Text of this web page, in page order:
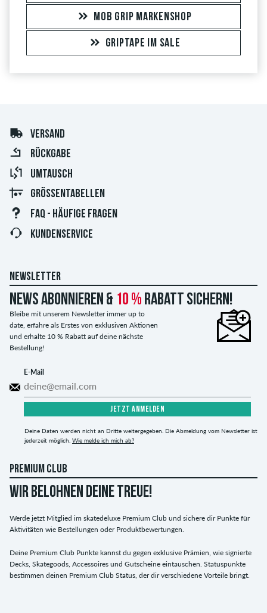
MOB GRIP MARKENSHOP
GRIPTAPE IM SALE
VERSAND
RÜCKGABE
UMTAUSCH
GRÖSSENTABELLEN
FAQ - HÄUFIGE FRAGEN
KUNDENSERVICE
NEWSLETTER
News abonnieren & 10 % Rabatt sichern!
Bleibe mit unserem Newsletter immer up to
date, erfahre als Erstes von exklusiven Aktionen
und erhalte 10 % Rabatt auf deine nächste
Bestellung!
E-Mail
JETZT ANMELDEN
Deine Daten werden nicht an Dritte weitergegeben. Die Abmeldung vom Newsletter ist
jederzeit möglich. Wie melde ich mich ab?
PREMIUM CLUB
WIR BELOHNEN DEINE TREUE!
Werde jetzt Mitglied im skatedeluxe Premium Club und sichere dir Punkte für
Aktivitäten wie Bestellungen oder Produktbewertungen.
Deine Premium Club Punkte kannst du gegen exklusive Prämien, wie signierte
Decks, Skategoods, Accessoires und Gutscheine eintauschen. Statuspunkte
bestimmen deinen Premium Club Status, der dir verschiedene Vorteile bringt.